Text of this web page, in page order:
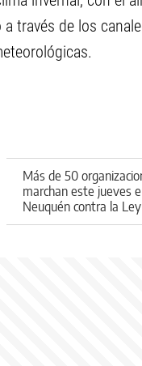
través de los
Más de 50
marchan este jueves
Neuquén contra la
Tierras